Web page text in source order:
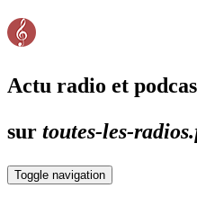
Actu radio et
sur toutes-les-
Toggle navigation